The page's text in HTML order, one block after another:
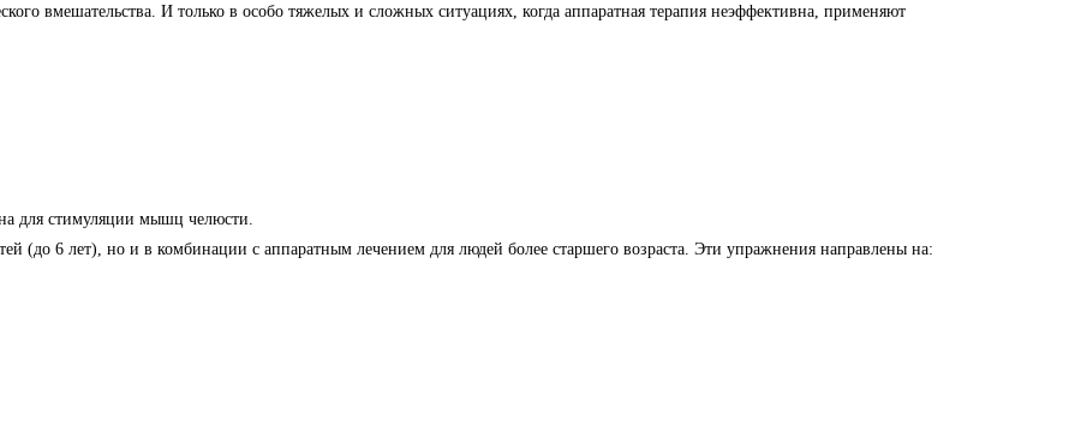
вмешательства. И только в особо тяжелых и сложных ситуациях, когда аппаратная терапия неэффективна, применяют
для стимуляции мышц челюсти.
(до 6 лет), но и в комбинации с аппаратным лечением для людей более старшего возраста. Эти упражнения направлены на: